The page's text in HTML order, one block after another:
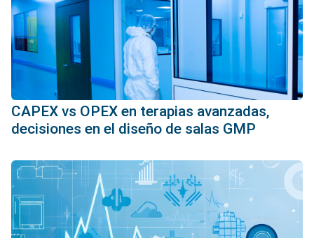
CAPEX vs OPEX en terapias avanzadas,
decisiones en el diseño de salas GMP